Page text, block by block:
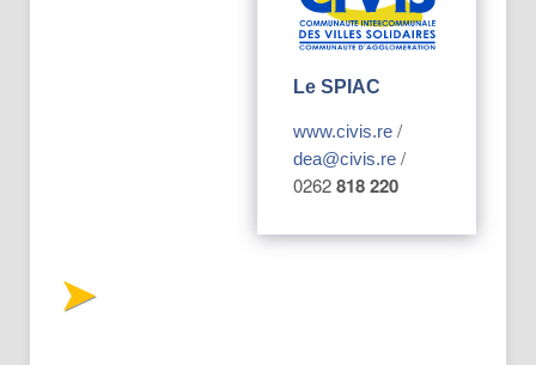
Le SPIAC
www.civis.re /
dea@civis.re /
0262818 220